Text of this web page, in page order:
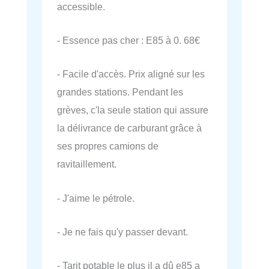
accessible.
- Essence pas cher : E85 à 0. 68€
- Facile d'accès. Prix aligné sur les
grandes stations. Pendant les
grèves, c'la seule station qui assure
la délivrance de carburant grâce à
ses propres camions de
ravitaillement.
- J'aime le pétrole.
- Je ne fais qu'y passer devant.
- Tarit potable le plus il a dû e85 a